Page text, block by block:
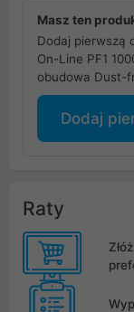
Masz ten
Dodaj pierwszą
On-Line PF1
obudowa Dust-
Dodaj
Raty